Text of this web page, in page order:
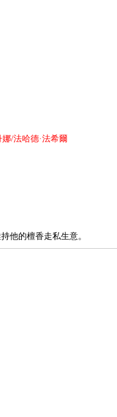
/法哈德·法希爾
他的檀香走私生意。